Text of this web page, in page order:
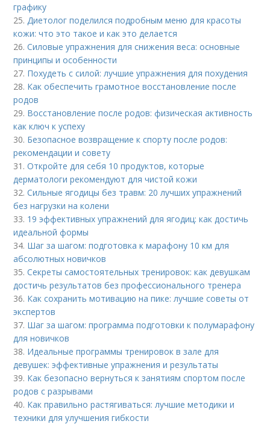
графику
25.Диетолог поделился подробным меню для красоты
кожи: что это такое и как это делается
26.Силовые упражнения для снижения веса: основные
принципы и особенности
27. Похудеть с силой: лучшие упражнения для похудения
28. Как обеспечить грамотное восстановление после
родов
29. Восстановление после родов: физическая активность
как ключ к успеху
30. Безопасное возвращение к спорту после родов:
рекомендации и совету
31.Откройте для себя 10 продуктов, которые
дерматологи рекомендуют для чистой кожи
32.Сильные ягодицы без травм: 20 лучших упражнений
без нагрузки на колени
33. 19 эффективных упражнений для ягодиц: как достичь
идеальной формы
34. Шаг за шагом: подготовка к марафону 10 км для
абсолютных новичков
35.Секреты самостоятельных тренировок: как девушкам
достичь результатов без профессионального тренера
36. Как сохранить мотивацию на пике: лучшие советы от
экспертов
37. Шаг за шагом: программа подготовки к полумарафону
для новичков
38. Идеальные программы тренировок в зале для
девушек: эффективные упражнения и результаты
39. Как безопасно вернуться к занятиям спортом после
родов с разрывами
40. Как правильно растягиваться: лучшие методики и
техники для улучшения гибкости